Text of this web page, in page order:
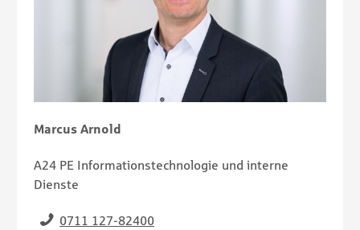
Marcus Arnold
A24 PE Informationstechnologie und interne
Dienste
Telefon
0711 127-82400